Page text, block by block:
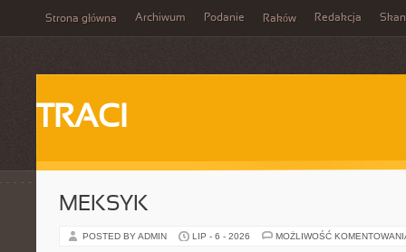
Strona główna Archiwum Podanie Raków Redakcja
TRACI
MEKSYK
POSTED BY ADMIN LIP - 6 - 2026 MOŻLIWOŚĆ